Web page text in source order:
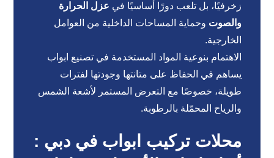
زخرفيًا، بل تلعب دورًا أساسيًا في عزل الحرارة
والصوت وحماية المساحات الداخلية من العوامل
الخارجية.
الاهتمام بنوعية المواد المستخدمة في تصنيع ابواب
يساهم في الحفاظ على متانتها وجودتها لفترات
طويلة، خصوصًا مع التعرض المستمر لأشعة الشمس
والرياح المحمّلة بالرطوبة.
محلات تركيب ابواب في دبي :